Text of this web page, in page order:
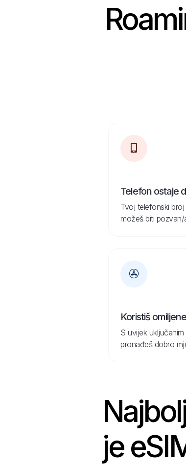
Telefon ostaje
Tvoj telefonski
možeš biti pozvan/
Koristiš
S uvijek
pronađeš dobro
je